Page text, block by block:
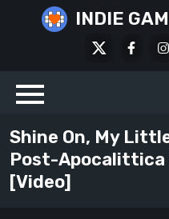
INDIE
Shine On, My
Post-Apocalittica
[Video]